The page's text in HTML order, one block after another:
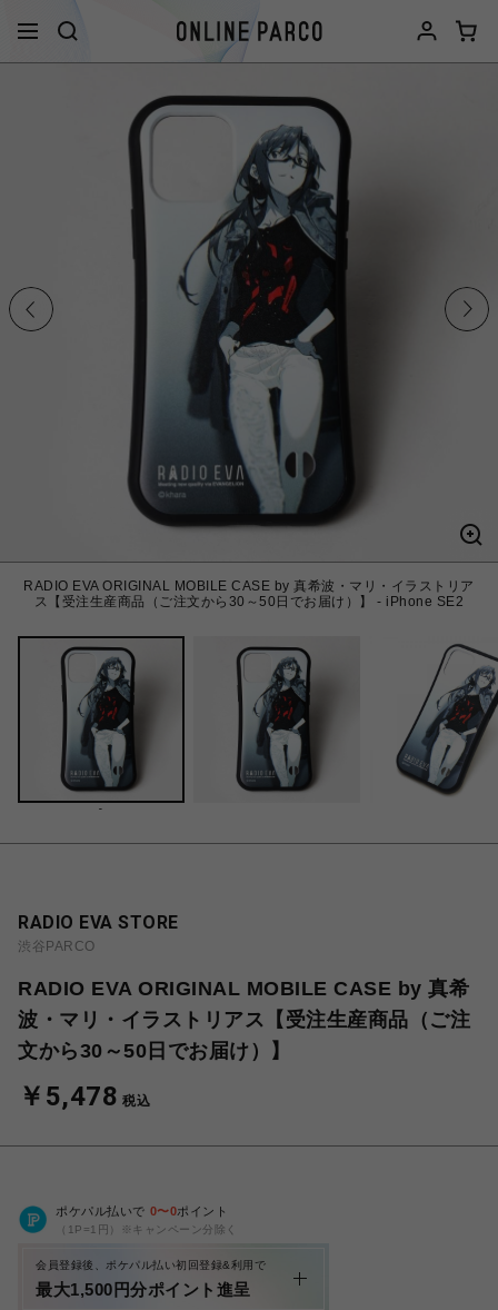
RADIO EVA ORIGINAL MOBILE CASE by 真希波・マリ・イラストリア
ス【受注生産商品（ご注文から30～50日でお届け）】 - iPhone SE2
-
RADIO EVA STORE
渋谷PARCO
RADIO EVA ORIGINAL MOBILE CASE by 真希
波・マリ・イラストリアス【受注生産商品（ご注
文から30～50日でお届け）】
￥5,478 税込
ポケパル払いで 0〜0ポイント
（1P=1円）※キャンペーン分除く
会員登録後、ポケパル払い初回登録&利用で
最大1,500円分ポイント進呈